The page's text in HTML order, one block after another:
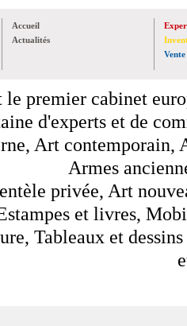
Accueil
Actualités
Vente
le premier cabinet
d'experts et de
Art contemporain,
Armes
privée, Art
et livres,
Tableaux et